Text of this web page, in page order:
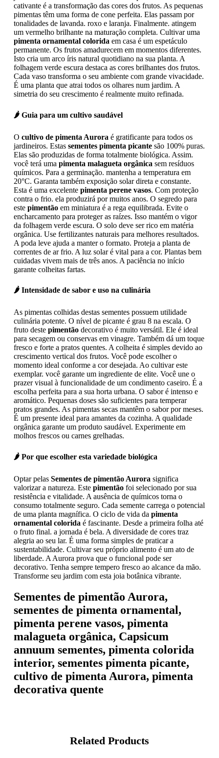
cativante é a transformação das cores dos frutos. As pequenas
pimentas têm uma forma de cone perfeita. Elas passam por
tonalidades de lavanda. roxo e laranja. Finalmente. atingem
um vermelho brilhante na maturação completa. Cultivar uma
pimenta ornamental colorida em casa é um espetáculo
permanente. Os frutos amadurecem em momentos diferentes.
Isto cria um arco íris natural quotidiano na sua planta. A
folhagem verde escura destaca as cores brilhantes dos frutos.
Cada vaso transforma o seu ambiente com grande vivacidade.
É uma planta que atrai todos os olhares num jardim. A
simetria do seu crescimento é realmente muito refinada.
🌶️ Guia para um cultivo saudável
O cultivo de pimenta Aurora é gratificante para todos os
jardineiros. Estas sementes pimenta picante são 100% puras.
Elas são produzidas de forma totalmente biológica. Assim.
você terá uma pimenta malagueta orgânica sem resíduos
químicos. Para a germinação. mantenha a temperatura em
20°C. Garanta também exposição solar direta e constante.
Esta é uma excelente pimenta perene vasos. Com proteção
contra o frio. ela produzirá por muitos anos. O segredo para
este pimentão em miniatura é a rega equilibrada. Evite o
encharcamento para proteger as raízes. Isso mantém o vigor
da folhagem verde escura. O solo deve ser rico em matéria
orgânica. Use fertilizantes naturais para melhores resultados.
A poda leve ajuda a manter o formato. Proteja a planta de
correntes de ar frio. A luz solar é vital para a cor. Plantas bem
cuidadas vivem mais de três anos. A paciência no início
garante colheitas fartas.
🌶️ Intensidade de sabor e uso na culinária
As pimentas colhidas destas sementes possuem utilidade
culinária potente. O nível de picante é grau 8 na escala. O
fruto deste pimentão decorativo é muito versátil. Ele é ideal
para secagem ou conservas em vinagre. Também dá um toque
fresco e forte a pratos quentes. A colheita é simples devido ao
crescimento vertical dos frutos. Você pode escolher o
momento ideal conforme a cor desejada. Ao cultivar este
exemplar. você garante um ingrediente de elite. Você une o
prazer visual à funcionalidade de um condimento caseiro. É a
escolha perfeita para a sua horta urbana. O sabor é intenso e
aromático. Pequenas doses são suficientes para temperar
pratos grandes. As pimentas secas mantêm o sabor por meses.
É um presente ideal para amantes da cozinha. A qualidade
orgânica garante um produto saudável. Experimente em
molhos frescos ou carnes grelhadas.
🌶️ Por que escolher esta variedade biológica
Optar pelas Sementes de pimentão Aurora significa
valorizar a natureza. Este pimentão foi selecionado por sua
resistência e vitalidade. A ausência de químicos torna o
consumo totalmente seguro. Cada semente carrega o potencial
de uma planta magnífica. O ciclo de vida da pimenta
ornamental colorida é fascinante. Desde a primeira folha até
o fruto final. a jornada é bela. A diversidade de cores traz
alegria ao seu lar. É uma forma simples de praticar a
sustentabilidade. Cultivar seu próprio alimento é um ato de
liberdade. A Aurora prova que o funcional pode ser
decorativo. Tenha sempre tempero fresco ao alcance da mão.
Transforme seu jardim com esta joia botânica vibrante.
Sementes de pimentão Aurora,
sementes de pimenta ornamental,
pimenta perene vasos, pimenta
malagueta orgânica, Capsicum
annuum sementes, pimenta colorida
interior, sementes pimenta picante,
cultivo de pimenta Aurora, pimenta
decorativa quente
Related Products